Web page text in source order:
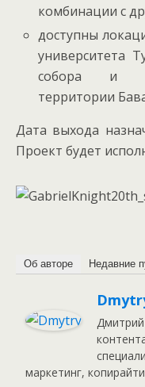
комбинации с
доступны
университета
собора и
территории
Дата выхода
Проект будет
Об авторе Недавние
маркетинг,